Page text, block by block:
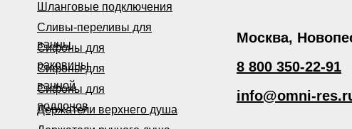
Сифоны для
поддонов
Держатели верхнего душа
Сливы-переливы для
ванны
Сифоны для
ванной
Шланговые подключения
Сифоны для
раковины
Москва,
8 800 350-22-91
info@omni-